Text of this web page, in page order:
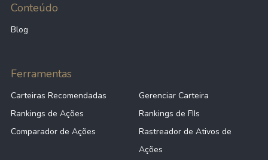
Conteúdo
Blog
Ferramentas
Carteiras Recomendadas
Gerenciar Carteira
Rankings de Ações
Rankings de FIIs
Comparador de Ações
Rastreador de Ativos de
Ações